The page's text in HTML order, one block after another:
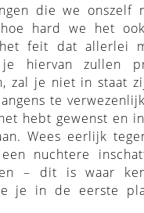
die we onszelf
hoe hard we het
feit dat allerlei
je hiervan zullen
zal je niet in staat
te
hebt gewenst en
Wees eerlijk
nuchtere
– dit is waar
je in de eerste